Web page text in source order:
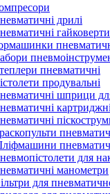
дрилі
гайковерти
пневматичні
продувальні
шприци
для
манометри
для